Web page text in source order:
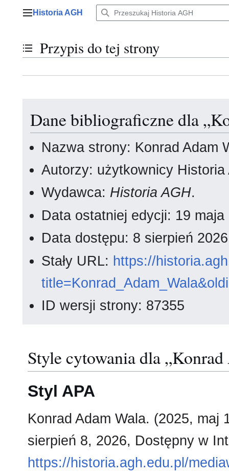
Menu główne
Historia AGH
Przełącz stan spisu treści
Przypis do tej strony
Dane bibliograficzne dla
Nazwa strony: Konrad Adam
Autorzy: użytkownicy Historia
Wydawca: Historia AGH.
Data ostatniej edycji: 19
Data dostępu: 8 sierpień
Stały URL: https://
ID wersji strony: 87355
Style cytowania dla
Styl APA
Konrad Adam Wala. (2025, maj
sierpień 8, 2026, Dostępny w
https://historia.agh.edu.pl/